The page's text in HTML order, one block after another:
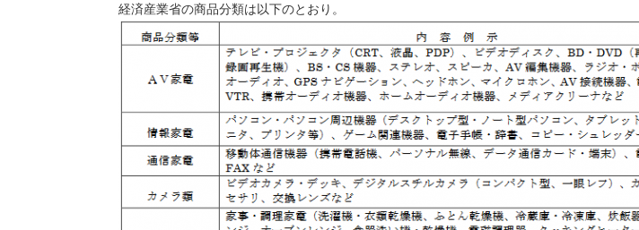
経済産業省の商品分類は以下のとおり。